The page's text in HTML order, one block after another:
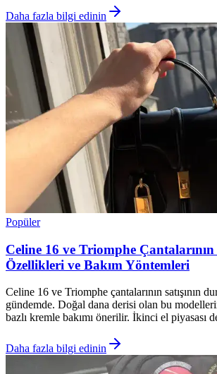
Daha fazla bilgi edinin
Popüler
Celine 16 ve Triomphe
Özellikleri ve Bakım Yöntemleri
Celine 16 ve Triomphe çantalarının satışının
gündemde. Doğal dana derisi olan bu
bazlı kremle bakımı önerilir. İkinci el piyasası
Daha fazla bilgi edinin